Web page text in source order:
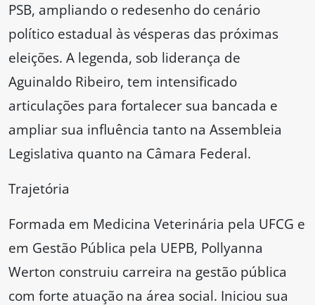
PSB, ampliando o redesenho do cenário
político estadual às vésperas das próximas
eleições. A legenda, sob liderança de
Aguinaldo Ribeiro, tem intensificado
articulações para fortalecer sua bancada e
ampliar sua influência tanto na Assembleia
Legislativa quanto na Câmara Federal.
Trajetória
Formada em Medicina Veterinária pela UFCG e
em Gestão Pública pela UEPB, Pollyanna
Werton construiu carreira na gestão pública
com forte atuação na área social. Iniciou sua